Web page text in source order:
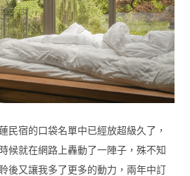
民宿的口袋名單中已經放超級久了，
候就在網路上轟動了一陣子，殊不知
後又讓我多了更多的動力，兩年中訂